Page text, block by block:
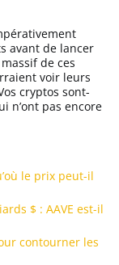
avant de lancer
de ces
voir leurs
cryptos sont-
n’ont pas encore
le prix peut-il
$ : AAVE est-il
contourner les